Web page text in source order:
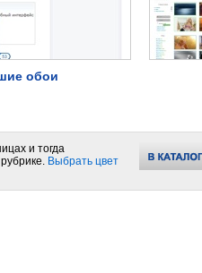
обои
и тогда
Выбрать цвет